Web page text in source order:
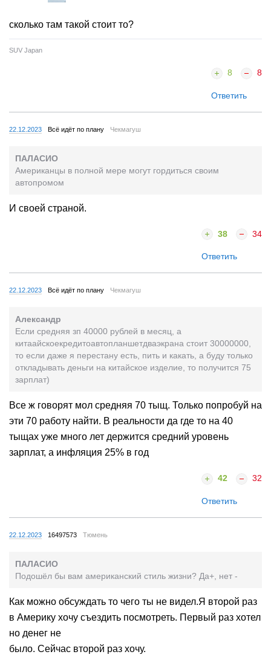
сколько там такой стоит то?
SUV Japan
8 8
Ответить
22.12.2023 Всё идёт по плану Чекмагуш
ПАЛАСИО
Американцы в полной мере могут гордиться своим
автопромом
И своей страной.
38 34
Ответить
22.12.2023 Всё идёт по плану Чекмагуш
Александр
Если средняя зп 40000 рублей в месяц, а
китаайскоекредитоавтопланшетдваэкрана стоит 30000000,
то если даже я перестану есть, пить и какать, а буду только
откладывать деньги на китайское изделие, то получится 75
зарплат)
Все ж говорят мол средняя 70 тыщ. Только попробуй на
эти 70 работу найти. В реальности да где то на 40
тыщах уже много лет держится средний уровень
зарплат, а инфляция 25% в год
42 32
Ответить
22.12.2023 16497573 Тюмень
ПАЛАСИО
Подошёл бы вам американский стиль жизни? Да+, нет -
Как можно обсуждать то чего ты не видел.Я второй раз
в Америку хочу съездить посмотреть. Первый раз хотел
но денег не
было. Сейчас второй раз хочу.